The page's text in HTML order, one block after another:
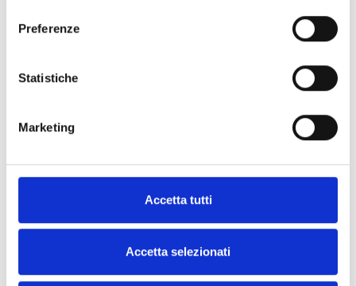
Preferenze
Statistiche
Marketing
Accetta tutti
Accetta selezionati
Central anti-intrusión de 10 a 50
terminales, 10 particiones, grado
de certificación 3